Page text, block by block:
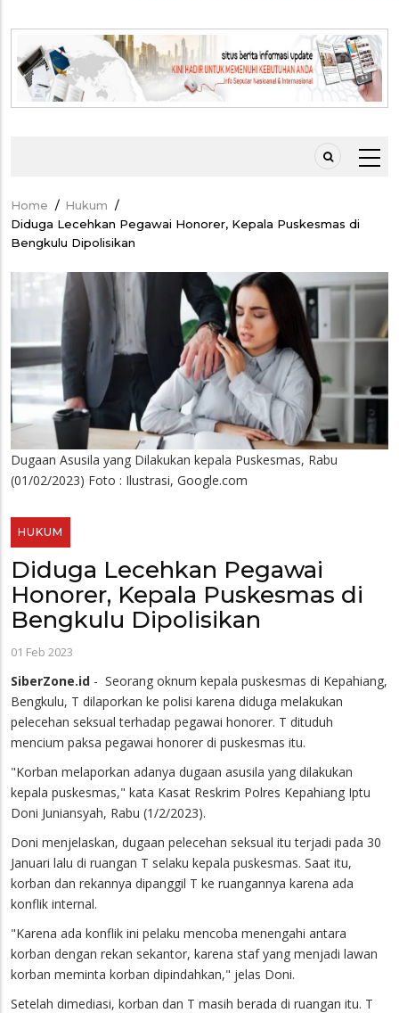
Breadcrumb
Home / Hukum /
Diduga Lecehkan Pegawai Honorer, Kepala Puskesmas di
Bengkulu Dipolisikan
Dugaan Asusila yang Dilakukan kepala Puskesmas, Rabu
(01/02/2023) Foto : Ilustrasi, Google.com
HUKUM
Diduga Lecehkan Pegawai
Honorer, Kepala Puskesmas di
Bengkulu Dipolisikan
01 Feb 2023
SiberZone.id - Seorang oknum kepala puskesmas di Kepahiang,
Bengkulu, T dilaporkan ke polisi karena diduga melakukan
pelecehan seksual terhadap pegawai honorer. T dituduh
mencium paksa pegawai honorer di puskesmas itu.
"Korban melaporkan adanya dugaan asusila yang dilakukan
kepala puskesmas," kata Kasat Reskrim Polres Kepahiang Iptu
Doni Juniansyah, Rabu (1/2/2023).
Doni menjelaskan, dugaan pelecehan seksual itu terjadi pada 30
Januari lalu di ruangan T selaku kepala puskesmas. Saat itu,
korban dan rekannya dipanggil T ke ruangannya karena ada
konflik internal.
"Karena ada konflik ini pelaku mencoba menengahi antara
korban dengan rekan sekantor, karena staf yang menjadi lawan
korban meminta korban dipindahkan," jelas Doni.
Setelah dimediasi, korban dan T masih berada di ruangan itu. T